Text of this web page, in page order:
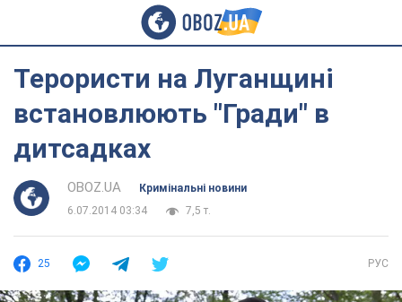
Терористи на Луганщині
встановлюють "Гради" в
дитсадках
OBOZ.UA
Кримінальні новини
6.07.2014 03:34
7,5 т.
25 РУС